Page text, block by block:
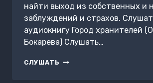
найти выход из собственных и
заблуждений и страхов.
аудиокнигу Город хранителей
Бокарева) Слушать…
СЛУШАТЬ ГОРОД